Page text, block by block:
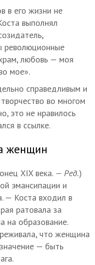
в его жизни не
выполнял
революционные
любовь — моя
мое».
справедливым и
во многом
это не нравилось
в ссылке.
женщин
XIX века. — Ред.)
эмансипации и
— Коста входил в
ратовала за
на образование.
что женщина
— быть